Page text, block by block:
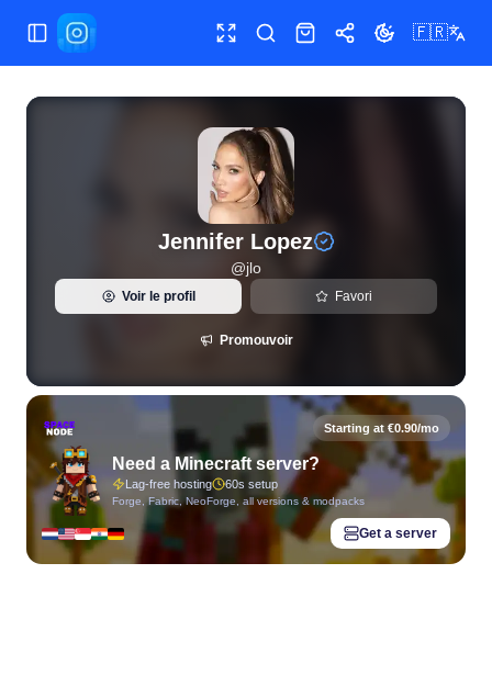
Ouvrir/fermer le menu Plein écranRechercher
BoutiquePartagerChanger le
🇫🇷
Statistiques Instagram en direct et analyse des abonnés
Jennifer Lopez
@jlo
Voir le profil Favori
Promouvoir
Starting at €0.90/mo
Need a Minecraft server?
Lag-free hosting 60s setup
Forge, Fabric, NeoForge, all versions & modpacks
Get a server